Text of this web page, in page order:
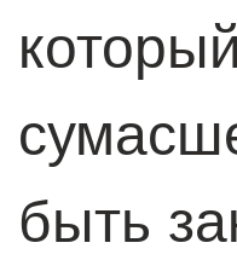
быть